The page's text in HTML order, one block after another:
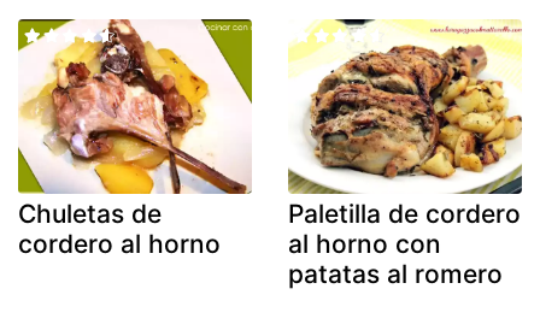
Chuletas de
cordero al horno
Paletilla de cordero
al horno con
patatas al romero